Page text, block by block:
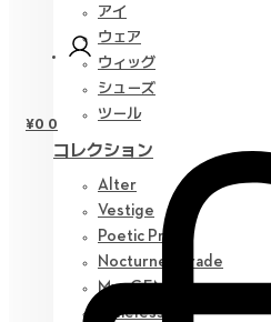
アイ
ウェア
ウィッグ
シューズ
ツール
コレクション
Alter
Vestige
Poetic Prose
Nocturne Parade
Myz GEM
Timeless
¥0 0